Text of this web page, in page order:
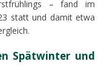
– fand im
statt und damit etwa
Spätwinter und